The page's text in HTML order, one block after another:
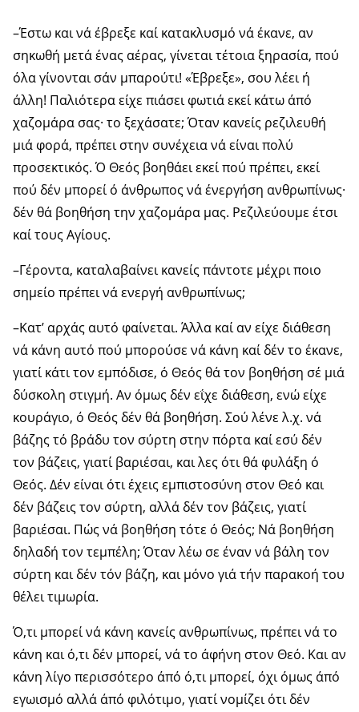
–Έστω και νά έβρεξε καί κατακλυσμό νά έκανε, αν
σηκωθή μετά ένας αέρας, γίνεται τέτοια ξηρασία, πού
όλα γίνονται σάν μπαρούτι! «Έβρεξε», σου λέει ή
άλλη! Πα­λιότερα είχε πιάσει φωτιά εκεί κάτω άπό
χαζομάρα σας· το ξεχάσατε; Όταν κανείς ρεζιλευθή
μιά φορά, πρέπει στην συνέχεια νά είναι πολύ
προσεκτικός. Ό Θεός βοη­θάει εκεί πού πρέπει, εκεί
πού δέν μπορεί ό άνθρωπος νά ένεργήση ανθρωπίνως·
δέν θά βοηθήση την χαζομάρα μας. Ρεζιλεύουμε έτσι
καί τους Αγίους.
–Γέροντα, καταλαβαίνει κανείς πάντοτε μέχρι ποιο
σημείο πρέπει νά ενεργή ανθρωπίνως;
–Κατ’ αρχάς αυτό φαίνεται. Άλλα καί αν είχε διάθεση
νά κάνη αυτό πού μπορούσε νά κάνη καί δέν το έκανε,
γιατί κάτι τον εμπόδισε, ό Θεός θά τον βοηθήση σέ μιά
δύσκολη στιγμή. Αν όμως δέν εΐχε διάθεση, ενώ είχε
κου­ράγιο, ό Θεός δέν θά βοηθήση. Σού λένε λ.χ. νά
βάζης τό βράδυ τον σύρτη στην πόρτα καί εσύ δέν
τον βάζεις, γιατί βαριέσαι, και λες ότι θά φυλάξη ό
Θεός. Δέν είναι ότι έχεις εμπιστοσύνη στον Θεό και
δέν βάζεις τον σύρτη, αλλά δέν τον βάζεις, γιατί
βαριέσαι. Πώς νά βοηθήση τότε ό Θεός; Νά βοηθήση
δηλαδή τον τεμπέλη; Όταν λέω σε έναν νά βάλη τον
σύρτη και δέν τόν βάζη, και μόνο γιά τήν παρακοή του
θέλει τιμωρία.
Ό,τι μπορεί νά κάνη κανείς ανθρωπίνως, πρέπει νά το
κάνη και ό,τι δέν μπορεί, νά το άφήνη στον Θεό. Και αν
κάνη λίγο περισσότερο άπό ό,τι μπορεί, όχι όμως άπό
εγωισμό αλλά άπό φιλότιμο, γιατί νομίζει ότι δέν